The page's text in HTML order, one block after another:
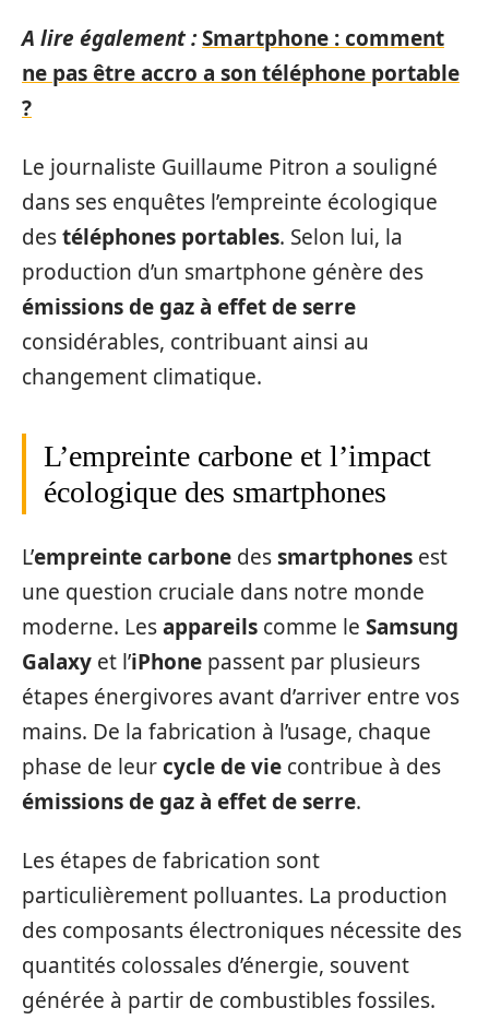
A lire également :Smartphone : comment
ne pas être accro a son téléphone portable
?
Le journaliste Guillaume Pitron a souligné
dans ses enquêtes l’empreinte écologique
destéléphones portables. Selon lui, la
production d’un smartphone génère des
émissions de gaz à effet de serre
considérables, contribuant ainsi au
changement climatique.
L’empreinte carbone et l’impact
écologique des smartphones
L’empreinte carbone dessmartphones est
une question cruciale dans notre monde
moderne. Lesappareils comme le Samsung
Galaxy et l’iPhone passent par plusieurs
étapes énergivores avant d’arriver entre vos
mains. De la fabrication à l’usage, chaque
phase de leurcycle de vie contribue à des
émissions de gaz à effet de serre.
Les étapes de fabrication sont
particulièrement polluantes. La production
des composants électroniques nécessite des
quantités colossales d’énergie, souvent
générée à partir de combustibles fossiles.